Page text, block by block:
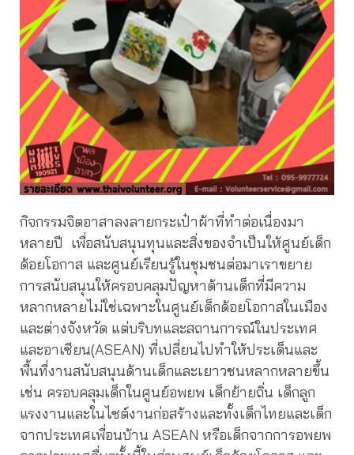
กิจกรรมจิตอาสาลงลายกระเป๋าผ้าที่ทำต่อเนื่องมา
หลายปี เพื่อสนับสนุนทุนและสิ่งของจำเป็นให้ศูนย์เด็ก
ด้อยโอกาส และศูนย์เรียนรู้ในชุมชนต่อมาเราขยาย
การสนับสนุนให้ครอบคลุมปัญหาด้านเด็กที่มีความ
หลากหลายไม่ใช่เฉพาะในศูนย์เด็กด้อยโอกาสในเมือง
และต่างจังหวัด แต่บริบทและสถานการณ์ในประเทศ
และอาเซียน(ASEAN) ที่เปลี่ยนไปทำให้ประเด็นและ
พื้นที่งานสนับสนุนด้านเด็กและเยาวชนหลากหลายขึ้น
เช่น ครอบคลุมเด็กในศูนย์อพยพ เด็กย้ายถิ่น เด็กลูก
แรงงานและในไซต์งานก่อสร้างและทั้งเด็กไทยและเด็ก
จากประเทศเพื่อนบ้าน ASEAN หรือเด็กจากการอพยพ